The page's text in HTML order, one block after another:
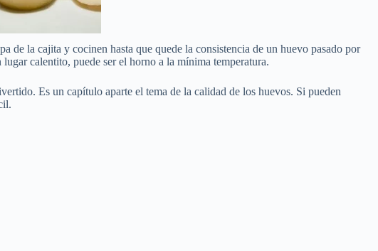
de la cajita y cocinen hasta que quede la consistencia de un huevo pasado por
calentito, puede ser el horno a la mínima temperatura.
Es un capítulo aparte el tema de la calidad de los huevos. Si pueden